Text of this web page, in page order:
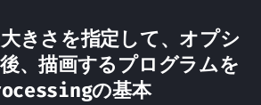
きさを指定して、オプシ
、描画するプログラムを
の基本